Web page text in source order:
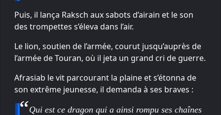
Puis, il lança Raksch aux sabots d’airain et le son
des trompettes s’éleva dans l’air.
Le lion, soutien de l’armée, courut jusqu’auprès de
l’armée de Touran, où il jeta un grand cri de guerre.
Afrasiab le vit parcourant la plaine et s’étonna de
son extrême jeunesse, il demanda à ses braves :
Qui est ce dragon qui a ainsi rompu ses chaînes